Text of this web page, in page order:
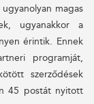
magas
ugyanakkor a
érintik. Ennek
programját,
szerződések
45 postát nyitott